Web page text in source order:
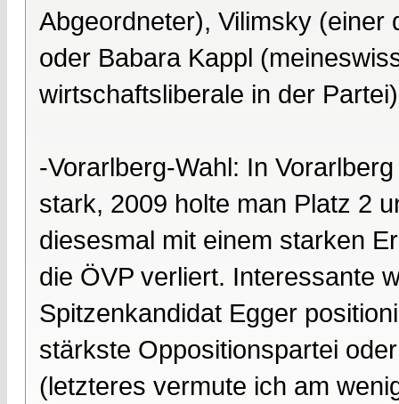
Abgeordneter), Vilimsky
oder Babara Kappl
wirtschaftsliberale in der
-Vorarlberg-Wahl: In
stark, 2009 holte man Platz 2
diesesmal mit einem starken
die ÖVP verliert. Interessante
Spitzenkandidat Egger
stärkste Oppositionspartei
(letzteres vermute ich am